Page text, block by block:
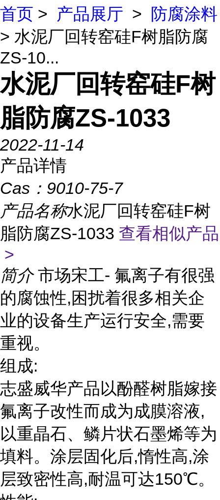
首页 > 产品展厅 >
防腐涂料
> 水泥厂回转窑硅F树脂防腐
ZS-10...
水泥厂回转窑硅F树
脂防腐ZS-1033
2022-11-14
产品详情
Cas： 9010-75-7
产品名称水泥厂回转窑硅F树
脂防腐ZS-1033 查看相似产品
>
简介 市场宋工- 氟离子有很强
的腐蚀性,困扰着很多相关企
业的设备生产运行安全,需要
重视。
组成:
志盛威华产品以酚醛树脂嫁接
氟离子改性而成为成膜溶液,
以重晶石、鳞片状石墨烯等为
填料。涂层固化后,惰性高,涂
层致密性高,耐温可达150℃。